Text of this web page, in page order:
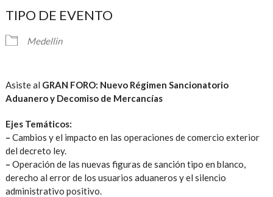
TIPO DE EVENTO
Medellin
Asiste al GRAN FORO: Nuevo Régimen Sancionatorio
Aduanero y Decomiso de Mercancías
Ejes Temáticos:
– Cambios y el impacto en las operaciones de comercio exterior
del decreto ley.
– Operación de las nuevas figuras de sanción tipo en blanco,
derecho al error de los usuarios aduaneros y el silencio
administrativo positivo.